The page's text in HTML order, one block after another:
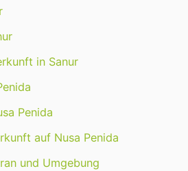
in Sanur
Penida
auf Nusa Penida
und Umgebung